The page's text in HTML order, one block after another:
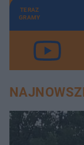
TERAZ
GRAMY